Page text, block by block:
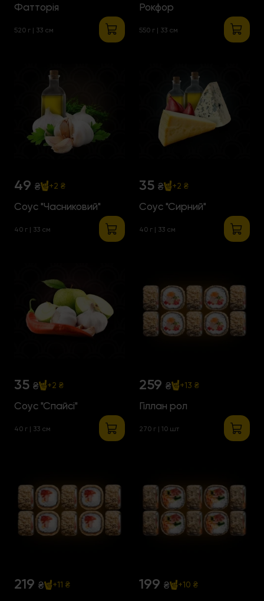
Фатторія
520 г | 33 см
Рокфор
550 г | 33 см
49 ₴ +2 ₴
Соус "Часниковий"
40 г | 33 см
35 ₴ +2 ₴
Соус "Сирний"
40 г | 33 см
35 ₴ +2 ₴
Соус "Спайсі"
40 г | 33 см
259 ₴ +13 ₴
Гіллан рол
270 г | 10 шт
219 ₴ +11 ₴ 199 ₴ +10 ₴